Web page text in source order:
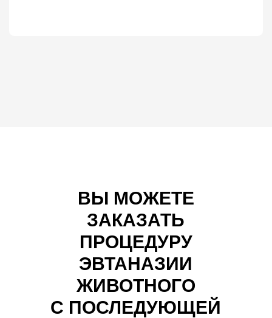
ВЫ МОЖЕТЕ
ЗАКАЗАТЬ
ПРОЦЕДУРУ
ЭВТАНАЗИИ
ЖИВОТНОГО
С ПОСЛЕДУЮЩЕЙ